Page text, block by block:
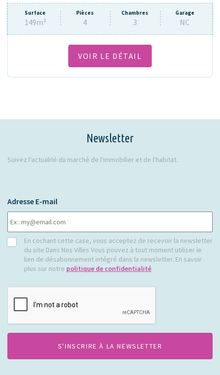
Surface
149m²
Pièces
4
Chambres
3
Garage
NC
VOIR LE DÉTAIL
Newsletter
Suivez l'actualité du marché de l'immobilier et de l'habitat.
Adresse E-mail
RGPDEn cochant cette case, vous acceptez de recevoir la newsletter
du site Dans Nos Villes Vous pouvez à tout moment utiliser le
lien de désabonnement intégré dans la newsletter. En savoir
plus sur notre politique de confidentialité.
CAPTCHA